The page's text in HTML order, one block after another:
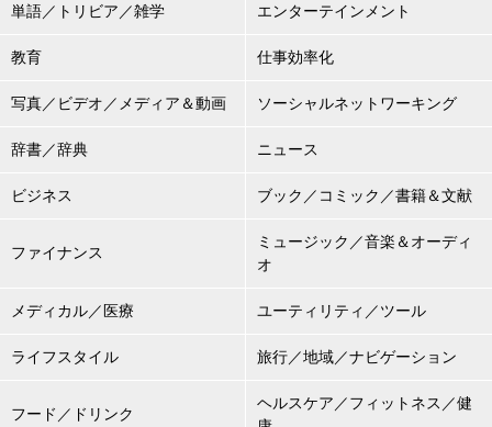
単語／トリビア／雑学 エンターテインメント
教育 仕事効率化
写真／ビデオ／メディア＆動画 ソーシャルネットワーキング
辞書／辞典 ニュース
ビジネス ブック／コミック／書籍＆文献
ファイナンス
ミュージック／音楽＆オーディ
オ
メディカル／医療 ユーティリティ／ツール
ライフスタイル 旅行／地域／ナビゲーション
フード／ドリンク
ヘルスケア／フィットネス／健